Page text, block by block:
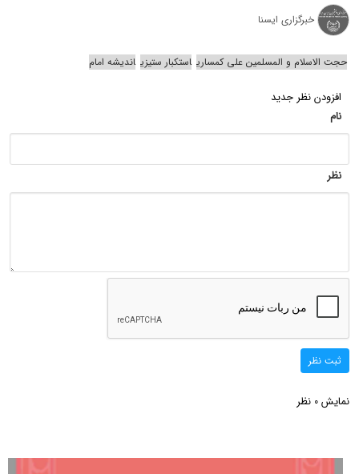
خبرگزاری ایسنا
حجت الاسلام و المسلمین علی کمساری استکبار ستیزی اندیشه امام
افزودن نظر جدید
نام
نظر
ثبت نظر
نمایش 0 نظر